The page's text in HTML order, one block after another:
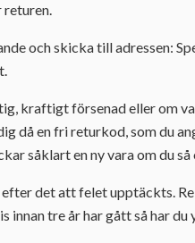
och skicka till adressen:
kraftigt försenad eller om
då en fri returkod, som du
såklart en ny vara om du
det att felet upptäckts.
tre år har gått så har